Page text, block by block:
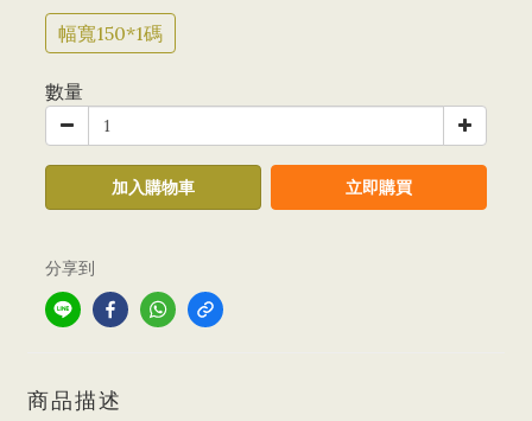
幅寬150*1碼
數量
加入購物車 立即購買
分享到
商品描述